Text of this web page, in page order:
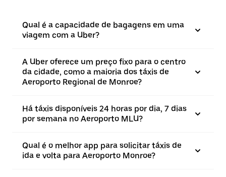
Qual é a capacidade de bagagens em uma
viagem com a Uber?
A Uber oferece um preço fixo para o centro
da cidade, como a maioria dos táxis de
Aeroporto Regional de Monroe?
Há táxis disponíveis 24 horas por dia, 7 dias
por semana no Aeroporto MLU?
Qual é o melhor app para solicitar táxis de
ida e volta para Aeroporto Monroe?